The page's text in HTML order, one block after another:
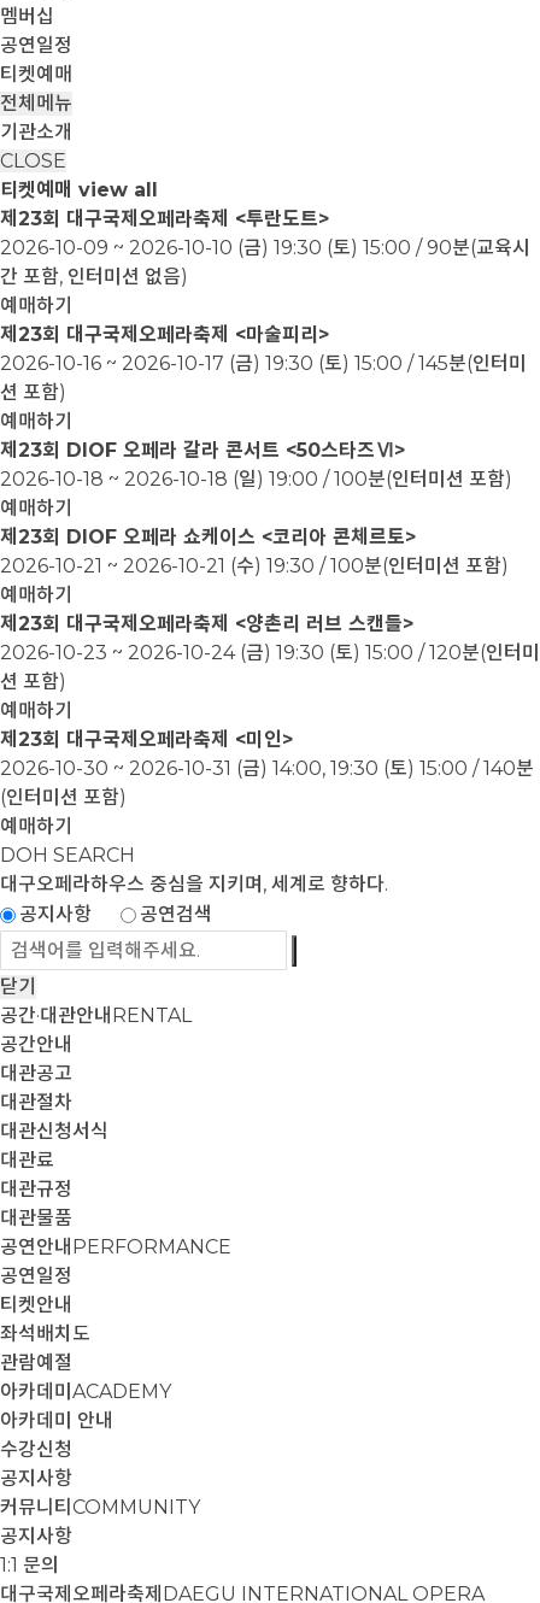
멤버십
공연일정
티켓예매
전체메뉴
기관소개
CLOSE
티켓예매 view all
제23회 대구국제오페라축제 <투란도트>
2026-10-09 ~ 2026-10-10 (금) 19:30 (토) 15:00 / 90분(교육시
간 포함, 인터미션 없음)
예매하기
제23회 대구국제오페라축제 <마술피리>
2026-10-16 ~ 2026-10-17 (금) 19:30 (토) 15:00 / 145분(인터미
션 포함)
예매하기
제23회 DIOF 오페라 갈라 콘서트 <50스타즈Ⅵ>
2026-10-18 ~ 2026-10-18 (일) 19:00 / 100분(인터미션 포함)
예매하기
제23회 DIOF 오페라 쇼케이스 <코리아 콘체르토>
2026-10-21 ~ 2026-10-21 (수) 19:30 / 100분(인터미션 포함)
예매하기
제23회 대구국제오페라축제 <양촌리 러브 스캔들>
2026-10-23 ~ 2026-10-24 (금) 19:30 (토) 15:00 / 120분(인터미
션 포함)
예매하기
제23회 대구국제오페라축제 <미인>
2026-10-30 ~ 2026-10-31 (금) 14:00, 19:30 (토) 15:00 / 140분
(인터미션 포함)
예매하기
DOH SEARCH
대구오페라하우스 중심을 지키며, 세계로 향하다.
공지사항
공연검색
닫기
공간·대관안내 RENTAL
공간안내
대관공고
대관절차
대관신청서식
대관료
대관규정
대관물품
공연안내 PERFORMANCE
공연일정
티켓안내
좌석배치도
관람예절
아카데미 ACADEMY
아카데미 안내
수강신청
공지사항
커뮤니티 COMMUNITY
공지사항
1:1 문의
대구국제오페라축제 DAEGU INTERNATIONAL OPERA